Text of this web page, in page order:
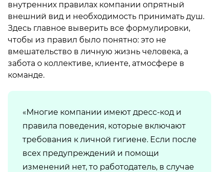
внутренних правилах компании опрятный
внешний вид и необходимость принимать душ.
Здесь главное выверить все формулировки,
чтобы из правил было понятно: это не
вмешательство в личную жизнь человека, а
забота о коллективе, клиенте, атмосфере в
команде.
«Многие компании имеют дресс-код и
правила поведения, которые включают
требования к личной гигиене. Если после
всех предупреждений и помощи
изменений нет, то работодатель, в случае